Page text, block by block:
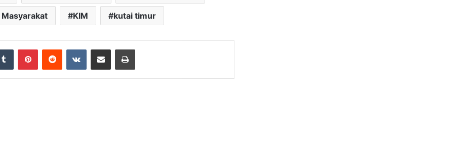
KIM kutai timur
Tumblr PinterestReddit VKontakteShare via Email Print